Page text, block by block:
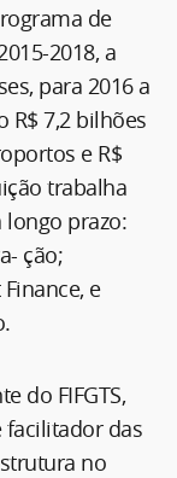
de
2018, a
para 2016 a
R$ 7,2 bilhões
e R$
trabalha
prazo:
ção;
e
do FIFGTS,
facilitador das
no